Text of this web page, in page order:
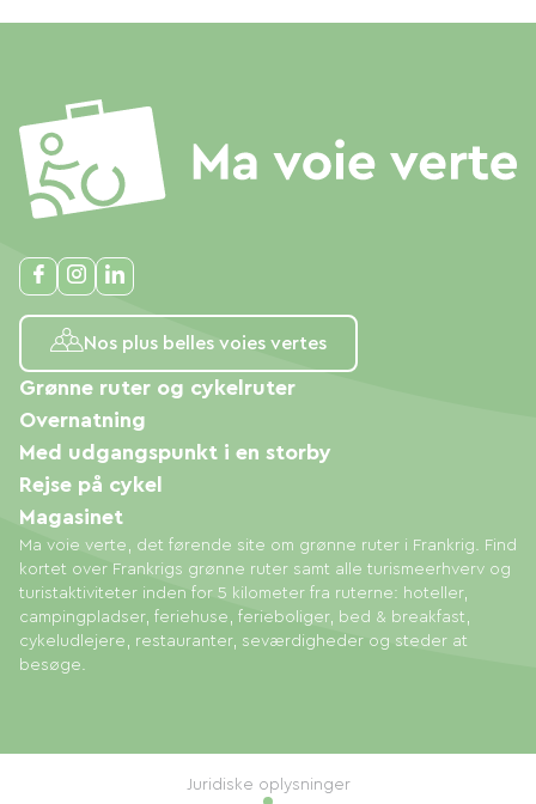
Nos plus belles voies vertes
Ma voie verte, det førende site om grønne ruter i Frankrig. Find
kortet over Frankrigs grønne ruter samt alle turismeerhverv og
turistaktiviteter inden for 5 kilometer fra ruterne: hoteller,
campingpladser, feriehuse, ferieboliger, bed & breakfast,
cykeludlejere, restauranter, seværdigheder og steder at
besøge.
Grønne ruter og cykelruter
Overnatning
Med udgangspunkt i en storby
Rejse på cykel
Magasinet
Juridiske oplysninger